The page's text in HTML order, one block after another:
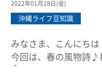
2022年01月28日(金)
沖縄ライフ豆知識
みなさま、こんにちは
今回は、春の風物詩♪